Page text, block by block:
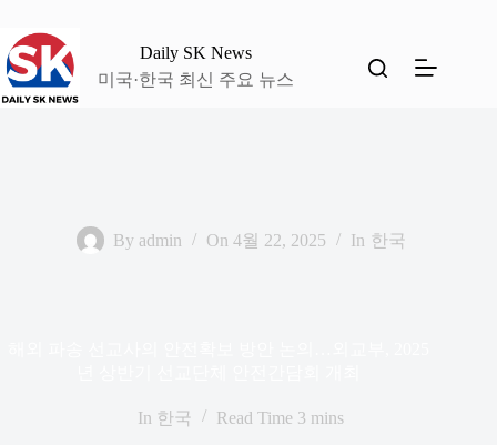
으
로
건
Daily SK News
미국·한국 최신 주요 뉴스
By admin On 4월 22, 2025 In 한국
In 한국 Read Time 3 mins